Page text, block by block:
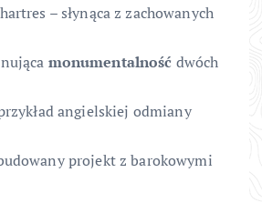
– słynąca z zachowanych
monumentalność dwóch
angielskiej odmiany
projekt z barokowymi